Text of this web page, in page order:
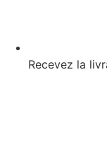
Recevez la